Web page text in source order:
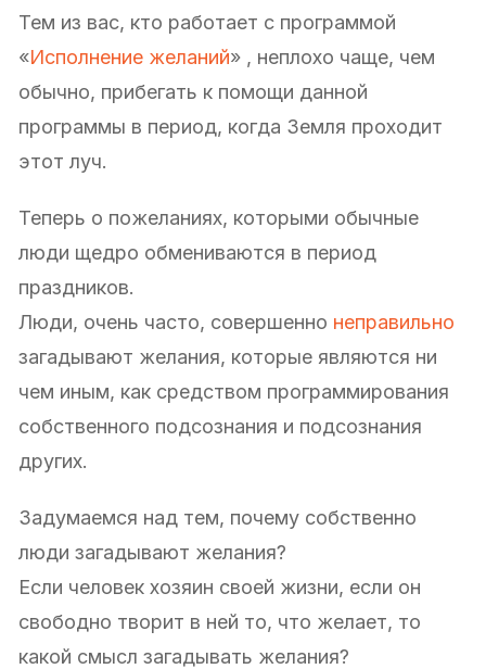
Тем из вас, кто работает с программой
«Исполнение желаний» , неплохо чаще, чем
обычно, прибегать к помощи данной
программы в период, когда Земля проходит
этот луч.
Теперь о пожеланиях, которыми обычные
люди щедро обмениваются в период
праздников.
Люди, очень часто, совершенно неправильно
загадывают желания, которые являются ни
чем иным, как средством программирования
собственного подсознания и подсознания
других.
Задумаемся над тем, почему собственно
люди загадывают желания?
Если человек хозяин своей жизни, если он
свободно творит в ней то, что желает, то
какой смысл загадывать желания?